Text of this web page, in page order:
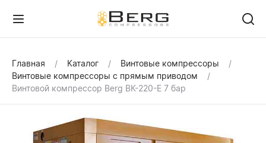
Главная Каталог
Винтовые компрессоры
Винтовые компрессоры с прямым приводом
Винтовой компрессор Berg ВК-220-Е 7 бар